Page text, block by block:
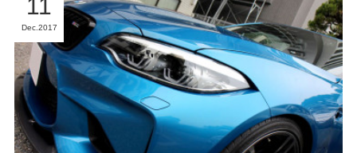
11
Dec 2017